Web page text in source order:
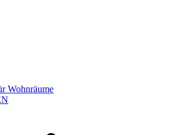
Wohnräume